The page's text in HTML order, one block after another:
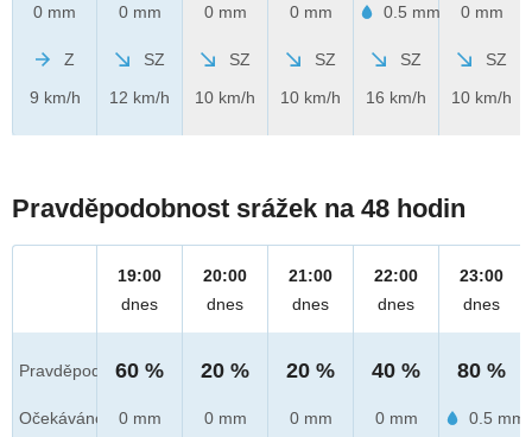
0 mm
Z
9 km/h
0 mm
SZ
12 km/h
0 mm
SZ
10 km/h
0 mm
SZ
10 km/h
0.5 mm
SZ
16 km/h
0 mm
SZ
10 km/h
Pravděpodobnost srážek na 48 hodin
Pravděpod.
Očekáváno
19:00
dnes
60 %
0 mm
20:00
dnes
20 %
0 mm
21:00
dnes
20 %
0 mm
22:00
dnes
40 %
0 mm
23:00
dnes
80 %
0.5 mm